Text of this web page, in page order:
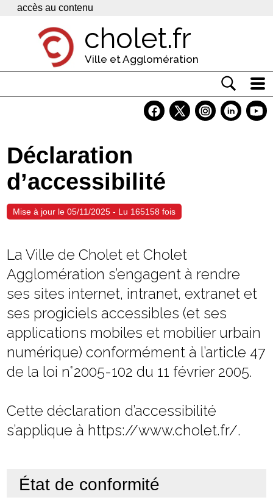
Panneau de gestion des cookies
accès au contenu
cholet.fr
Ville et Agglomération
Economie
Services
Contacts
Déclaration
d’accessibilité
Mise à jour le 05/11/2025 - Lu 165158 fois
La Ville de Cholet et Cholet
Agglomération s’engagent à rendre
ses sites internet, intranet, extranet et
ses progiciels accessibles (et ses
applications mobiles et mobilier urbain
numérique) conformément à l’article 47
de la loi n°2005-102 du 11 février 2005.
Cette déclaration d’accessibilité
s’applique à https://www.cholet.fr/.
État de conformité